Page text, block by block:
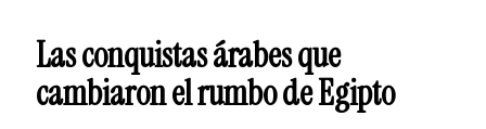
Las conquistas árabes que
cambiaron el rumbo de Egipto